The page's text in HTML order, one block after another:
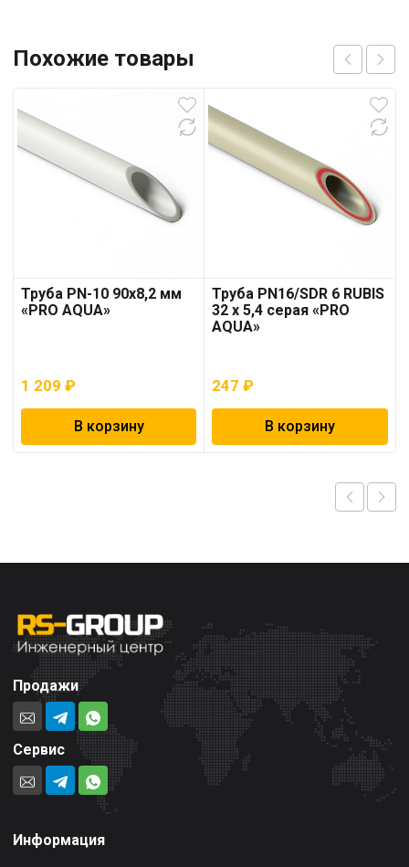
Похожие товары
Труба PN-10 90х8,2 мм
«PRO AQUA»
1 209 ₽
В корзину
Труба PN16/SDR 6 RUBIS
32 x 5,4 серая «PRO
AQUA»
247₽
В корзину
Продажи
Сервис
Информация